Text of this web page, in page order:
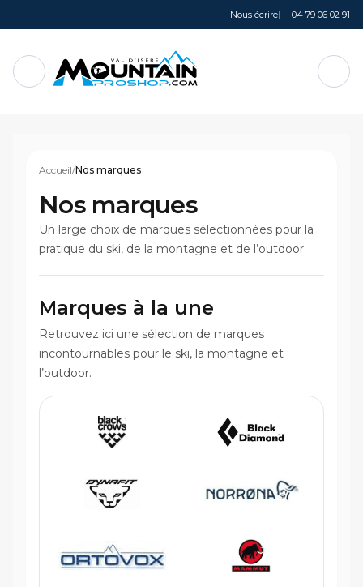
Nous écrire| 04 79 06 02 91
Ouvrir le menu
MountainProShop
Accueil/Nos marques
Nos marques
Un large choix de marques sélectionnées pour la
pratique du ski, de la montagne et de l’outdoor.
Marques à la une
Retrouvez ici une sélection de marques
incontournables pour le ski, la montagne et
l’outdoor.